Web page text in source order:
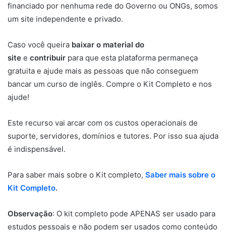
financiado por nenhuma rede do Governo ou ONGs, somos
um site independente e privado.
Caso você queira baixar o material do
site e contribuir para que esta plataforma permaneça
gratuita e ajude mais as pessoas que não conseguem
bancar um curso de inglês. Compre o Kit Completo e nos
ajude!
Este recurso vai arcar com os custos operacionais de
suporte, servidores, domínios e tutores. Por isso sua ajuda
é indispensável.
Para saber mais sobre o Kit completo, Saber mais sobre o
Kit Completo.
Observação: O kit completo pode APENAS ser usado para
estudos pessoais e não podem ser usados como conteúdo